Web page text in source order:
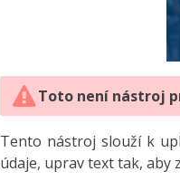
Toto není nástroj
Tento nástroj slouží k
údaje, uprav text tak, aby